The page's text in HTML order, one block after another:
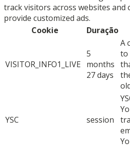
track visitors across websites
provide customized ads.
Cookie
Duração
VISITOR_INFO1_LIVE
5
months
27 days
A
to
YSC session